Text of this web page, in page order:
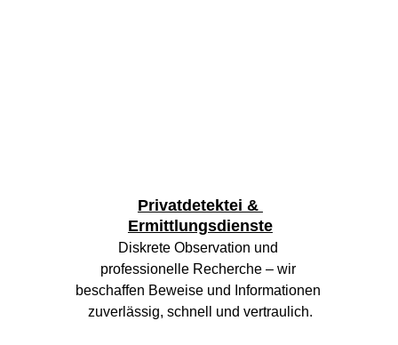
Privatdetektei &
Ermittlungsdienste
Diskrete Observation und
professionelle Recherche – wir
beschaffen Beweise und Informationen
zuverlässig, schnell und vertraulich.